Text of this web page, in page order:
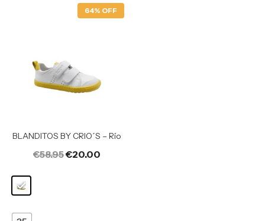
64% OFF
BLANDITOS BY CRIO´S – Río
€58.95€20.00